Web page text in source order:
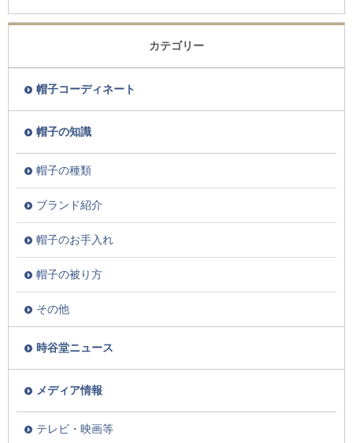
カテゴリー
帽子コーディネート
帽子の知識
帽子の種類
ブランド紹介
帽子のお手入れ
帽子の被り方
その他
時谷堂ニュース
メディア情報
テレビ・映画等